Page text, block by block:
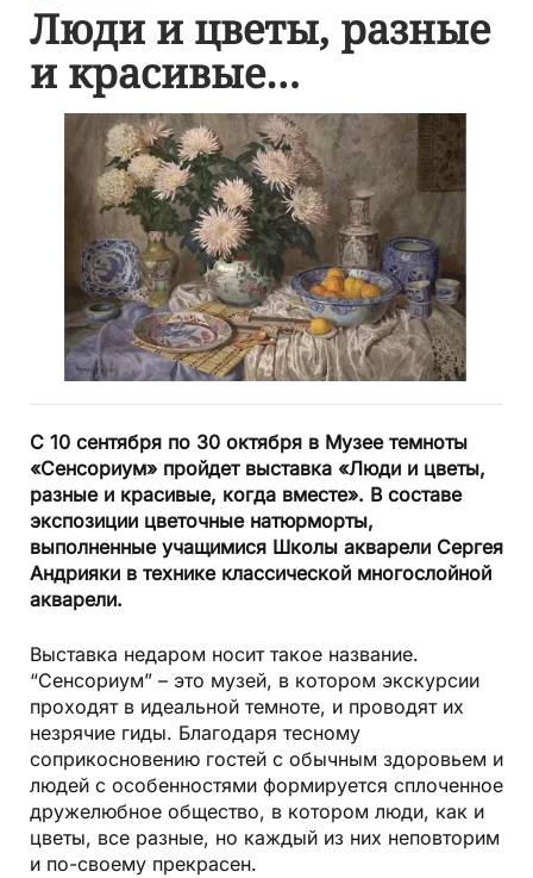
Люди и цветы, разные
и красивые…
С 10 сентября по 30 октября в Музее темноты
«Сенсориум» пройдет выставка «Люди и цветы,
разные и красивые, когда вместе». В составе
экспозиции цветочные натюрморты,
выполненные учащимися Школы акварели Сергея
Андрияки в технике классической многослойной
акварели.
Выставка недаром носит такое название.
“Сенсориум” – это музей, в котором экскурсии
проходят в идеальной темноте, и проводят их
незрячие гиды. Благодаря тесному
соприкосновению гостей с обычным здоровьем и
людей с особенностями формируется сплоченное
дружелюбное общество, в котором люди, как и
цветы, все разные, но каждый из них неповторим
и по-своему прекрасен.